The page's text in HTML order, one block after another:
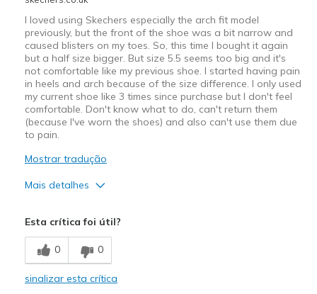
I loved using Skechers especially the arch fit model
previously, but the front of the shoe was a bit narrow and
caused blisters on my toes. So, this time I bought it again
but a half size bigger. But size 5.5 seems too big and it's
not comfortable like my previous shoe. I started having pain
in heels and arch because of the size difference. I only used
my current shoe like 3 times since purchase but I don't feel
comfortable. Don't know what to do, can't return them
(because I've worn the shoes) and also can't use them due
to pain.
Mostrar tradução
Mais detalhes
Durable
Stylish
Esta crítica foi útil?
0 0
sinalizar esta crítica